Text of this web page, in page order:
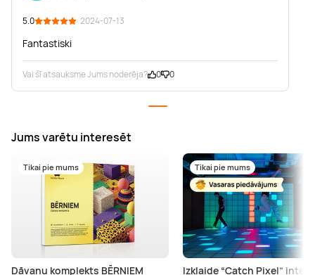
5.0 · 2024-07-13
Fantastiski
Vai šī atsauksme Jums noderēja? 0 0
Jums varētu interesēt
Tikai pie mums
Dāvanu komplekts BĒRNIEM
Tikai pie mums
Izklaide “Catch Pixel”